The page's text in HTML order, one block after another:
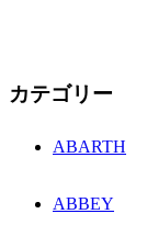
カテゴリー
ABARTH
ABBEY